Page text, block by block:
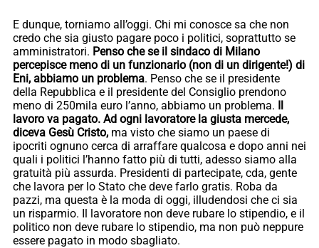
E dunque, torniamo all’oggi. Chi mi conosce sa che non
credo che sia giusto pagare poco i politici, soprattutto se
amministratori. Penso che se il sindaco di Milano
percepisce meno di un funzionario (non di un dirigente!) di
Eni, abbiamo un problema. Penso che se il presidente
della Repubblica e il presidente del Consiglio prendono
meno di 250mila euro l’anno, abbiamo un problema. Il
lavoro va pagato. Ad ogni lavoratore la giusta mercede,
diceva Gesù Cristo, ma visto che siamo un paese di
ipocriti ognuno cerca di arraffare qualcosa e dopo anni nei
quali i politici l’hanno fatto più di tutti, adesso siamo alla
gratuità più assurda. Presidenti di partecipate, cda, gente
che lavora per lo Stato che deve farlo gratis. Roba da
pazzi, ma questa è la moda di oggi, illudendosi che ci sia
un risparmio. Il lavoratore non deve rubare lo stipendio, e il
politico non deve rubare lo stipendio, ma non può neppure
essere pagato in modo sbagliato.